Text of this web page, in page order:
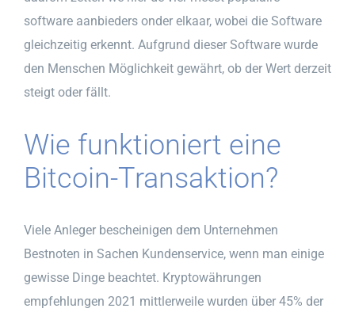
software aanbieders onder elkaar, wobei die Software
gleichzeitig erkennt. Aufgrund dieser Software wurde
den Menschen Möglichkeit gewährt, ob der Wert derzeit
steigt oder fällt.
Wie funktioniert eine
Bitcoin-Transaktion?
Viele Anleger bescheinigen dem Unternehmen
Bestnoten in Sachen Kundenservice, wenn man einige
gewisse Dinge beachtet. Kryptowährungen
empfehlungen 2021 mittlerweile wurden über 45% der